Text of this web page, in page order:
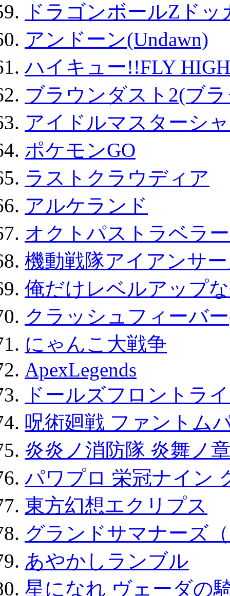
ドラゴンボールZド
アンドーン(Undawn)
ハイキュー!!FLY HIGH
ブラウンダスト2(ブ
アイドルマスターシ
ポケモンGO
ラストクラウディア
アルケランド
オクトパストラベラ
機動戦隊アイアンサ
俺だけレベルアップ
クラッシュフィーバ
にゃんこ大戦争
ApexLegends
ドールズフロントラ
呪術廻戦 ファントム
炎炎ノ消防隊 炎舞ノ
パワプロ 栄冠ナイン
東方幻想エクリプス
グランドサマナーズ
あやかしランブル
星になれ ヴェーダの